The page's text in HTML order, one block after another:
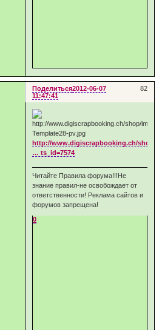
Поделиться 82
2012-06-07
11:47:41
http://www.digiscrapbooking.ch/shop/
… ts_id=7574
Читайте Правила форума!!!Не
знание правил-не освобождает от
ответственности! Реклама сайтов и
форумов запрещена!
0